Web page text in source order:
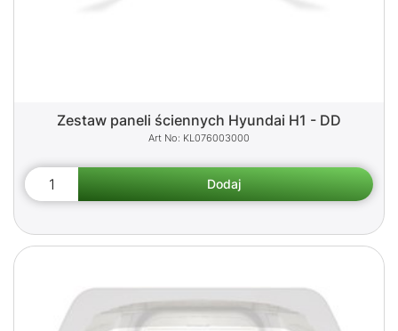
Zestaw paneli ściennych Hyundai H1 - DD
KL076003000